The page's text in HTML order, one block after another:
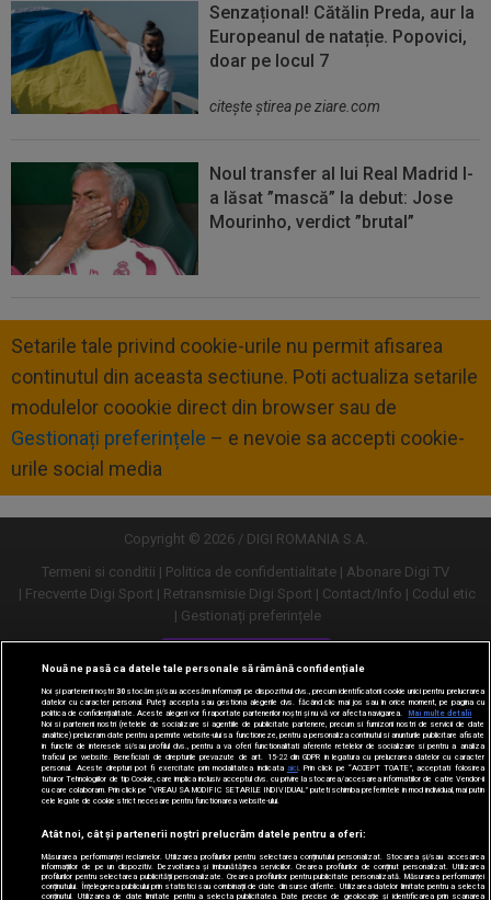
Senzațional! Cătălin Preda, aur la
Europeanul de natație. Popovici,
doar pe locul 7
citeşte ştirea pe ziare.com
Noul transfer al lui Real Madrid l-
a lăsat ”mască” la debut: Jose
Mourinho, verdict ”brutal”
Setarile tale privind cookie-urile nu permit afisarea
continutul din aceasta sectiune. Poti actualiza setarile
modulelor coookie direct din browser sau de
Gestionați preferințele – e nevoie sa accepti cookie-
urile social media
Copyright © 2026 / DIGI ROMANIA S.A.
Termeni si conditii
Politica de confidentialitate
Abonare Digi TV
Frecvente Digi Sport
Retransmisie Digi Sport Contact/Info
Codul etic
Gestionați preferințele
Versiune desktop
Nouă ne pasă ca datele tale personale să rămână confidențiale
Noi și partenerii noștri30stocăm și/sau accesăm informații pe dispozitivul dvs., precum identificatorii cookie unici pentru prelucrarea
datelor cu caracter personal. Puteți accepta sau gestiona alegerile dvs. făcând clic mai jos sau în orice moment, pe pagina cu
politica de confidențialitate. Aceste alegeri vor fi raportate partenerilor noștri și nu vă vor afecta navigarea.
Mai multe detalii
Noi si partenerii nostri (retelele de socializare si agentiile de publicitate partenere, precum si furnizorii nostri de servicii de date
analitice) prelucram date pentru a permite website-ului sa functioneze, pentru a personaliza continutul si anunturile publicitare afisate
in functie de interesele si/sau profilul dvs., pentru a va oferi functionalitati aferente retelelor de socializare si pentru a analiza
traficul pe website. Beneficiati de drepturile prevazute de art. 15-22 din GDPR in legatura cu prelucrarea datelor cu caracter
personal. Aceste drepturi pot fi exercitate prin modalitatea indicata aici. Prin click pe “ACCEPT TOATE”, acceptati folosirea
tuturor Tehnologiilor de tip Cookie, care implica inclusiv acceptul dvs. cu privire la stocarea/accesarea informatiilor de catre Vendor-ii
cu care colaboram. Prin click pe “VREAU SA MODIFIC SETARILE INDIVIDUAL” puteti schimba preferintele in mod individual, mai putin
cele legate de cookie strict necesare pentru functionarea website-ului.
Atât noi, cât și partenerii noștri prelucrăm datele pentru a oferi:
Măsurarea performanței reclamelor. Utilizarea profilurilor pentru selectarea conținutului personalizat. Stocarea și/sau accesarea
informațiilor de pe un dispozitiv. Dezvoltarea și îmbunătățirea serviciilor. Crearea profilurilor de conținut personalizat. Utilizarea
profilurilor pentru selectarea publicității personalizate. Crearea profilurilor pentru publicitate personalizată. Măsurarea performanței
conținutului. Înțelegerea publicului prin statistici sau combinații de date din surse diferite. Utilizarea datelor limitate pentru a selecta
conținutul. Utilizarea de date limitate pentru a selecta publicitatea. Date precise de geolocație și identificarea prin scanarea